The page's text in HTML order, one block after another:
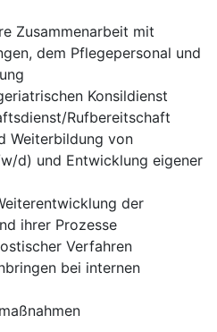
Zusammenarbeit mit
dem Pflegepersonal und
Konsildienst
Rufbereitschaft
Weiterbildung von
d) und Entwicklung eigener
der
ihrer Prozesse
Verfahren
bei internen